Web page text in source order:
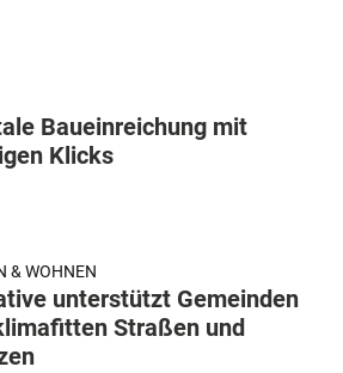
Baueinreichung mit
Klicks
& WOHNEN
unterstützt Gemeinden
Straßen und